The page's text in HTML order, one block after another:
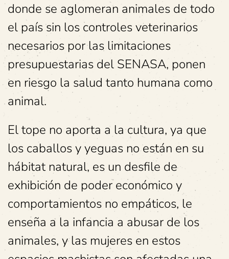
donde se aglomeran animales de todo
el país sin los controles veterinarios
necesarios por las limitaciones
presupuestarias del SENASA, ponen
en riesgo la salud tanto humana como
animal.
El tope no aporta a la cultura, ya que
los caballos y yeguas no están en su
hábitat natural, es un desfile de
exhibición de poder económico y
comportamientos no empáticos, le
enseña a la infancia a abusar de los
animales, y las mujeres en estos